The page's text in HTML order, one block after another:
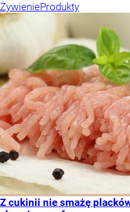
ŻywienieProdukty
Z cukinii nie smażę